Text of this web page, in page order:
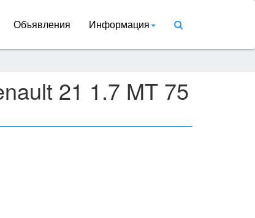
Объявления Информация
21 1.7 MT 75